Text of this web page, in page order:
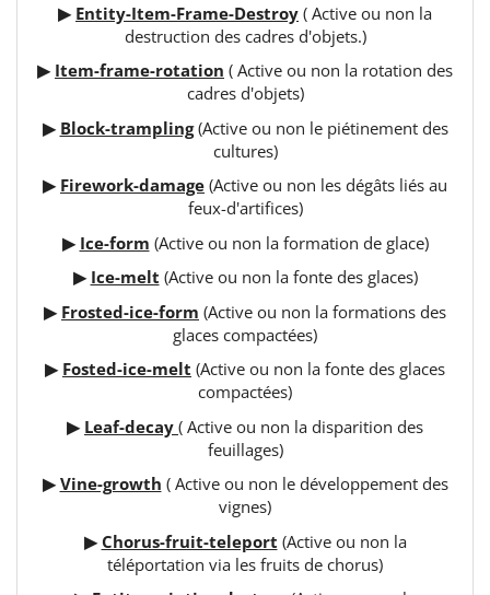
▶ Entity-Item-Frame-Destroy ( Active ou non la
destruction des cadres d'objets.)
▶ Item-frame-rotation ( Active ou non la rotation des
cadres d'objets)
▶ Block-trampling(Active ou non le piétinement des
cultures)
▶ Firework-damage (Active ou non les dégâts liés au
feux-d'artifices)
▶ Ice-form (Active ou non la formation de glace)
▶ Ice-melt (Active ou non la fonte des glaces)
▶ Frosted-ice-form (Active ou non la formations des
glaces compactées)
▶ Fosted-ice-melt (Active ou non la fonte des glaces
compactées)
▶ Leaf-decay ( Active ou non la disparition des
feuillages)
▶ Vine-growth ( Active ou non le développement des
vignes)
▶ Chorus-fruit-teleport (Active ou non la
téléportation via les fruits de chorus)